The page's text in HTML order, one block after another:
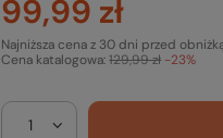
99,99 zł
Cena katalogowa:129,99 zł -23%
Najniższa cena z 30 dni przed